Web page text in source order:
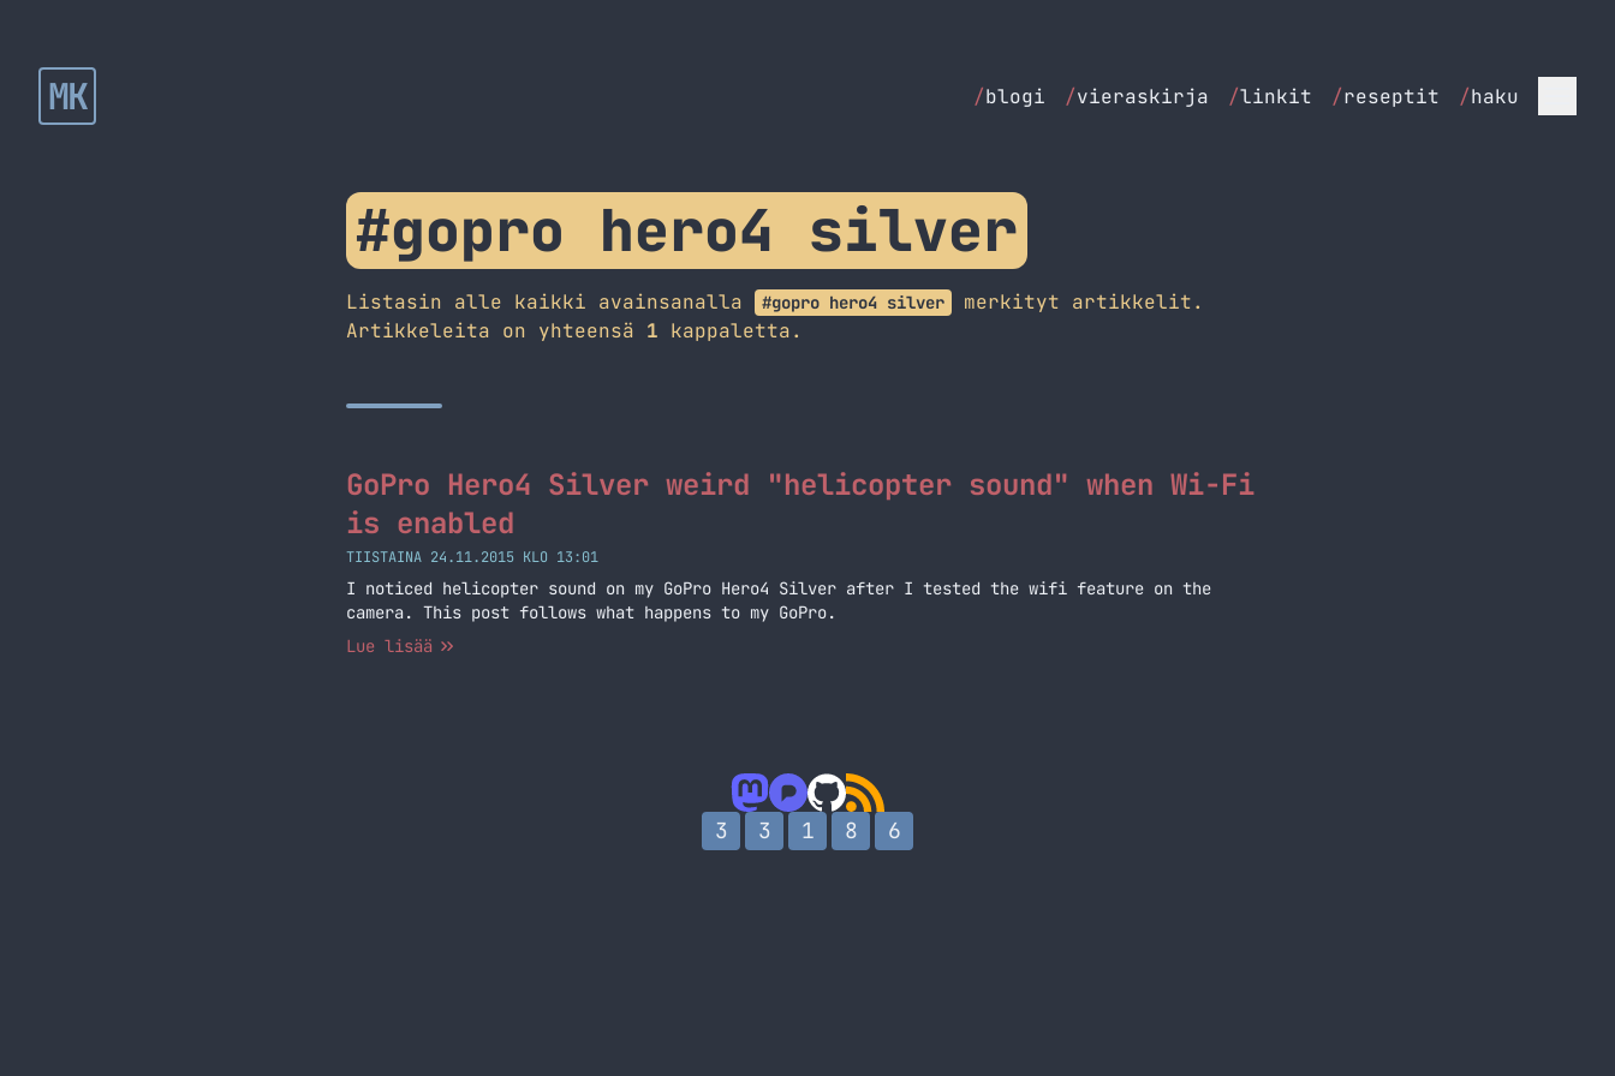
MK /blogi /vieraskirja /linkit /reseptit /haku
#gopro hero4 silver
Listasin alle kaikki avainsanalla #gopro hero4 silver
merkityt artikkelit.
Artikkeleita on yhteensä 1 kappaletta.
GoPro Hero4 Silver weird "helicopter sound" when Wi-Fi
is enabled
TIISTAINA 24.11.2015 KLO 13:01
I noticed helicopter sound on my GoPro Hero4 Silver after I tested the wifi feature on the
camera. This post follows what happens to my GoPro.
Lue lisää
3 3 1 8 6